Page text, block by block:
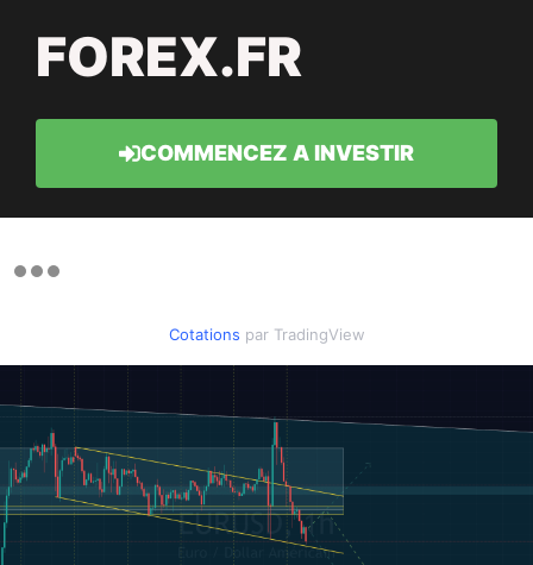
FOREX.FR
COMMENCEZ A INVESTIR
Cotations par TradingView